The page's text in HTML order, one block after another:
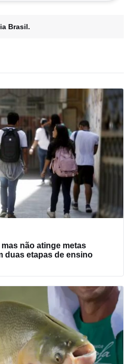
Brasil.
não atinge metas
duas etapas de ensino